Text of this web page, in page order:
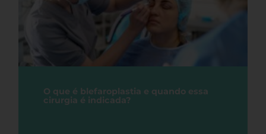
O que é blefaroplastia e quando essa
cirurgia é indicada?